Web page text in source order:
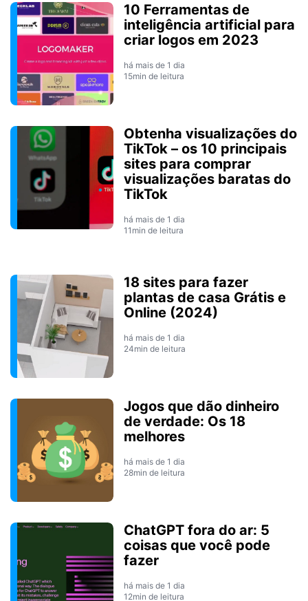
10 Ferramentas de
inteligência artificial para
criar logos em 2023
há mais de 1 dia
15min de leitura
Obtenha visualizações do
TikTok – os 10 principais
sites para comprar
visualizações baratas do
TikTok
há mais de 1 dia
11min de leitura
18 sites para fazer
plantas de casa Grátis e
Online (2024)
há mais de 1 dia
24min de leitura
Jogos que dão dinheiro
de verdade: Os 18
melhores
há mais de 1 dia
28min de leitura
ChatGPT fora do ar: 5
coisas que você pode
fazer
há mais de 1 dia
12min de leitura